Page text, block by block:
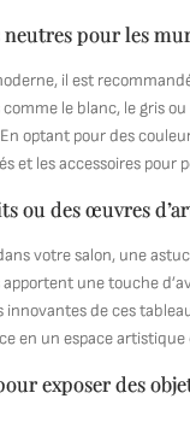
pour les
il est
le blanc, le gris
optant pour des
et les accessoires
ou des œuvres
votre salon, une
une touche
innovantes de ces
en un espace
exposer des